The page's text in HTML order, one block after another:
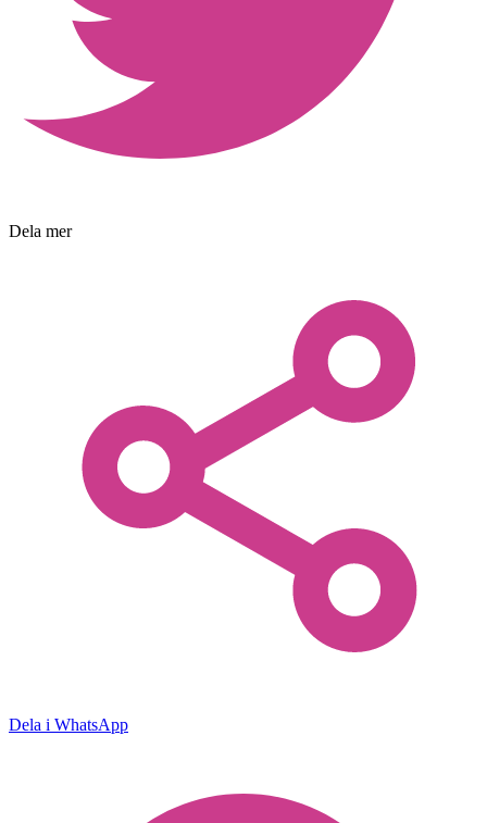
Dela mer
Dela i WhatsApp